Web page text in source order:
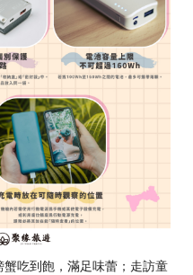
吃到飽，滿足味蕾；走訪童